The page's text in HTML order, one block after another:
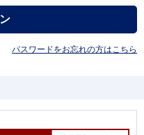
パスワードをお忘れの方はこちら